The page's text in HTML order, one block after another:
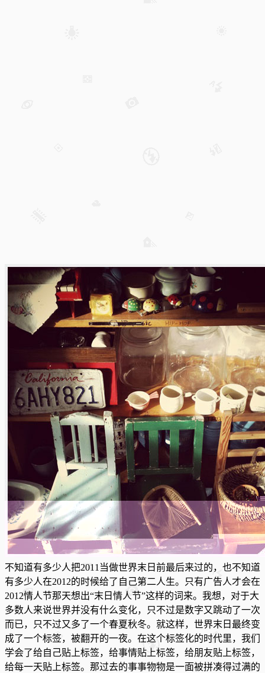
不知道有多少人把2011当做世界末日前最后来过的，也不知道
有多少人在2012的时候给了自己第二人生。只有广告人才会在
2012情人节那天想出“末日情人节”这样的词来。我想，对于大
多数人来说世界并没有什么变化，只不过是数字又跳动了一次
而已，只不过又多了一个春夏秋冬。就这样，世界末日最终变
成了一个标签，被翻开的一夜。在这个标签化的时代里，我们
学会了给自己贴上标签，给事情贴上标签，给朋友贴上标签，
给每一天贴上标签。那过去的事事物物是一面被拼凑得过满的